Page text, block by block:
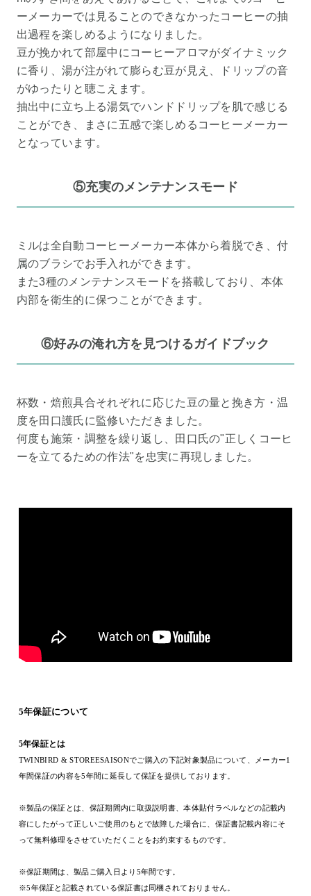
ーメーカーでは見ることのできなかったコーヒーの抽
出過程を楽しめるようになりました。
豆が挽かれて部屋中にコーヒーアロマがダイナミック
に香り、湯が注がれて膨らむ豆が見え、ドリップの音
がゆったりと聴こえます。
抽出中に立ち上る湯気でハンドドリップを肌で感じる
ことができ、まさに五感で楽しめるコーヒーメーカー
となっています。
⑤充実のメンテナンスモード
ミルは全自動コーヒーメーカー本体から着脱でき、付
属のブラシでお手入れができます。
また3種のメンテナンスモードを搭載しており、本体
内部を衛生的に保つことができます。
⑥好みの淹れ方を見つけるガイドブック
杯数・焙煎具合それぞれに応じた豆の量と挽き方・温
度を田口護氏に監修いただきました。
何度も施策・調整を繰り返し、田口氏の"正しくコーヒ
ーを立てるための作法"を忠実に再現しました。
5年保証について
5年保証とは
TWINBIRD & STOREESAISONでご購入の下記対象製品について、メーカー1
年間保証の内容を5年間に延長して保証を提供しております。
※製品の保証とは、保証期間内に取扱説明書、本体貼付ラベルなどの記載内
容にしたがって正しいご使用のもとで故障した場合に、保証書記載内容にそ
って無料修理をさせていただくことをお約束するものです。
※保証期間は、製品ご購入日より 5年間です。
※5年保証と記載されている保証書は同梱されておりません。